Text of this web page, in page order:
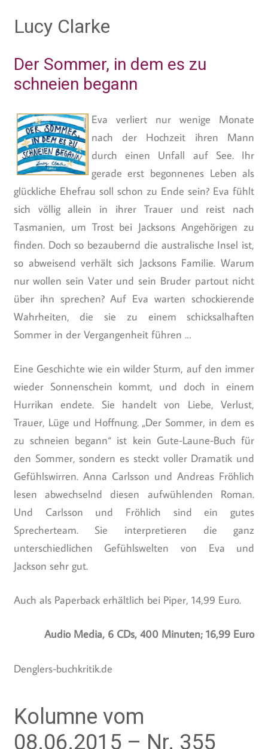
Lucy Clarke
Der Sommer, in dem es zu
schneien begann
Eva verliert nur wenige Monate
nach der Hochzeit ihren Mann
durch einen Unfall auf See. Ihr
gerade erst begonnenes Leben als
glückliche Ehefrau soll schon zu Ende sein? Eva fühlt
sich völlig allein in ihrer Trauer und reist nach
Tasmanien, um Trost bei Jacksons Angehörigen zu
finden. Doch so bezaubernd die australische Insel ist,
so abweisend verhält sich Jacksons Familie. Warum
nur wollen sein Vater und sein Bruder partout nicht
über ihn sprechen? Auf Eva warten schockierende
Wahrheiten, die sie zu einem schicksalhaften
Sommer in der Vergangenheit führen …
Eine Geschichte wie ein wilder Sturm, auf den immer
wieder Sonnenschein kommt, und doch in einem
Hurrikan endete. Sie handelt von Liebe, Verlust,
Trauer, Lüge und Hoffnung. „Der Sommer, in dem es
zu schneien begann“ ist kein Gute-Laune-Buch für
den Sommer, sondern es steckt voller Dramatik und
Gefühlswirren. Anna Carlsson und Andreas Fröhlich
lesen abwechselnd diesen aufwühlenden Roman.
Und Carlsson und Fröhlich sind ein gutes
Sprecherteam. Sie interpretieren die ganz
unterschiedlichen Gefühlswelten von Eva und
Jackson sehr gut.
Auch als Paperback erhältlich bei Piper, 14,99 Euro.
Audio Media, 6 CDs, 400 Minuten; 16,99 Euro
Denglers-buchkritik.de
Kolumne vom
08.06.2015 – Nr. 355